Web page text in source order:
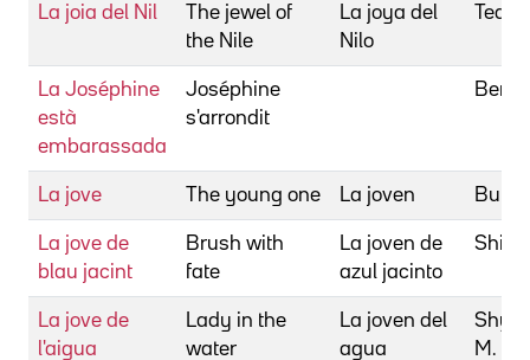
La joia del Nil
The jewel of
the Nile
La joya del
Nilo
La Joséphine
està
embarassada
Joséphine
s'arrondit
La jove The young one La joven
La jove de
blau jacint
Brush with
fate
La joven de
azul jacinto
La jove de
l'aigua
Lady in the
water
La joven del
agua
M.